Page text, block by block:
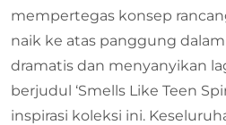
mempertegas konsep
naik ke atas panggung
dramatis dan menyanyikan
berjudul ‘Smells Like Teen
inspirasi koleksi ini.